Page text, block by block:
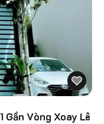
Gần Vòng Xoay Lê